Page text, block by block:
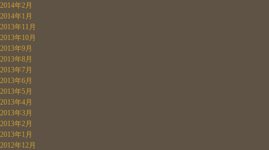
2014年2月
2014年1月
2013年11月
2013年10月
2013年9月
2013年8月
2013年7月
2013年6月
2013年5月
2013年4月
2013年3月
2013年2月
2013年1月
2012年12月